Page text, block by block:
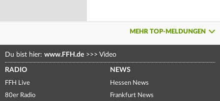
MEHR TOP-MELDUNGEN
Du bist hier: www.FFH.de >>> Video
RADIO
FFH Live
80er Radio
NEWS
Hessen News
Frankfurt News